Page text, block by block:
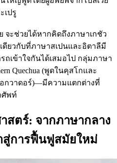
เปรู
จะช่วยได้หากคิดถึงภาษาเกชัว
ดียวกับที่ภาษาสเปนและอิตาลีมี
ถเข้าใจกันได้เสมอไป กลุ่มภาษา
Quechua (พูดในคุสโกและ
อกวาดอร์)—มีความแตกต่างที่
ศัพท์
สตร์: จากภาษากลาง
การฟื้นฟูสมัยใหม่